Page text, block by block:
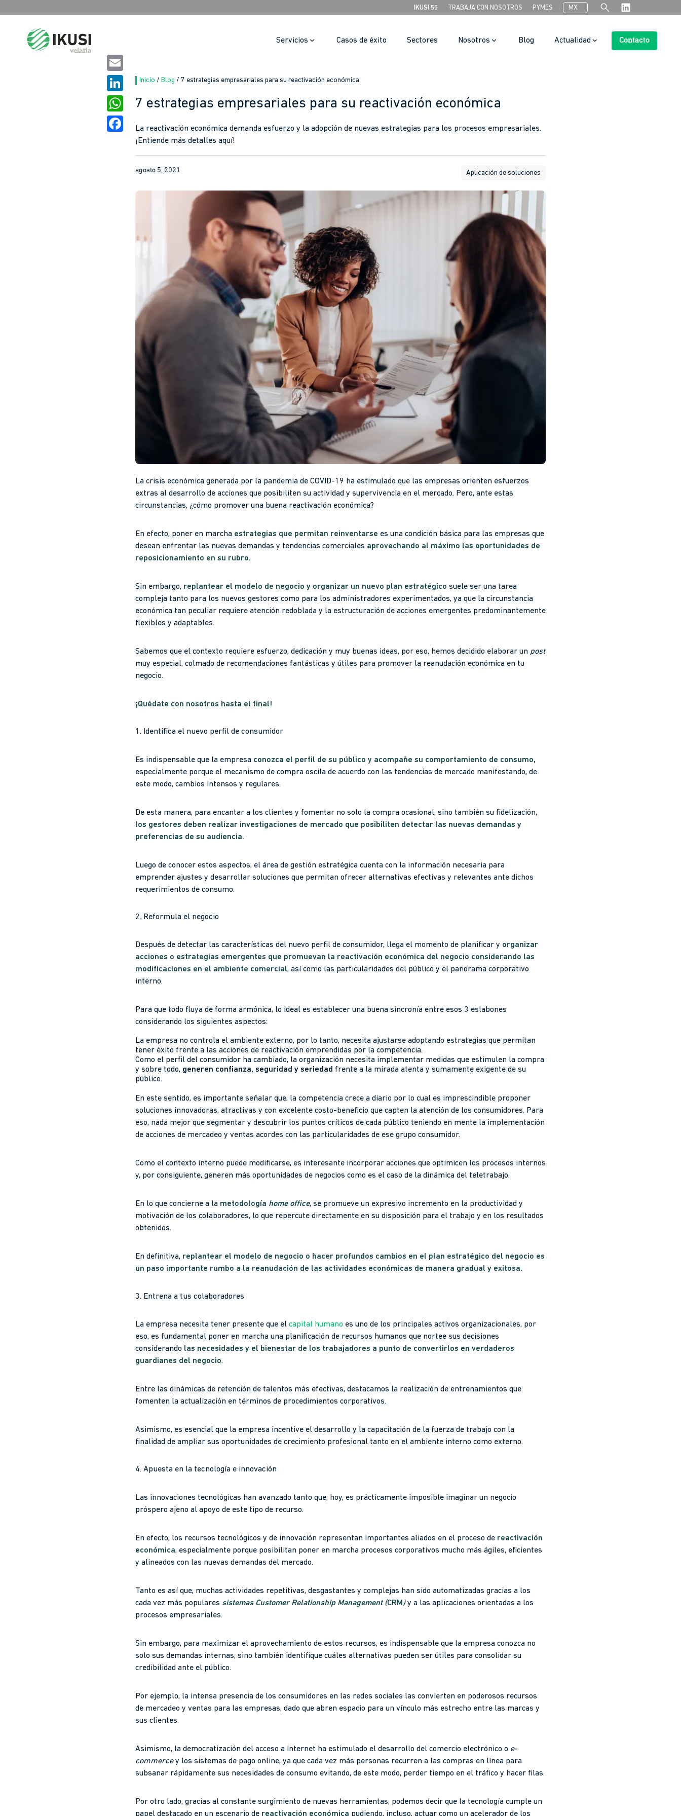
IKUSI 55 TRABAJA CON NOSOTROS PYMES MX search
Servicios Casos de éxito Sectores Nosotros Blog Actualidad Contacto
Inicio / Blog / 7 estrategias empresariales para su reactivación económica
7 estrategias empresariales para su reactivación económica
La reactivación económica demanda esfuerzo y la adopción de nuevas estrategias para los procesos empresariales.
¡Entiende más detalles aquí!
Email
LinkedIn
WhatsApp
agosto 5, 2021 Aplicación de soluciones
La crisis económica generada por la pandemia de COVID-19 ha estimulado que las empresas orienten esfuerzos
extras al desarrollo de acciones que posibiliten su actividad y supervivencia en el mercado. Pero, ante estas
circunstancias, ¿cómo promover una buena reactivación económica?
En efecto, poner en marcha estrategias que permitan reinventarse es una condición básica para las empresas que
desean enfrentar las nuevas demandas y tendencias comerciales aprovechando al máximo las oportunidades de
reposicionamiento en su rubro.
Sin embargo, replantear el modelo de negocio y organizar un nuevo plan estratégico suele ser una tarea
compleja tanto para los nuevos gestores como para los administradores experimentados, ya que la circunstancia
económica tan peculiar requiere atención redoblada y la estructuración de acciones emergentes predominantemente
flexibles y adaptables.
Sabemos que el contexto requiere esfuerzo, dedicación y muy buenas ideas, por eso, hemos decidido elaborar un post
muy especial, colmado de recomendaciones fantásticas y útiles para promover la reanudación económica en tu
negocio.
¡Quédate con nosotros hasta el final!
1. Identifica el nuevo perfil de consumidor
Es indispensable que la empresa conozca el perfil de su público y acompañe su comportamiento de consumo,
especialmente porque el mecanismo de compra oscila de acuerdo con las tendencias de mercado manifestando, de
este modo, cambios intensos y regulares.
De esta manera, para encantar a los clientes y fomentar no solo la compra ocasional, sino también su fidelización,
los gestores deben realizar investigaciones de mercado que posibiliten detectar las nuevas demandas y
preferencias de su audiencia.
Luego de conocer estos aspectos, el área de gestión estratégica cuenta con la información necesaria para
emprender ajustes y desarrollar soluciones que permitan ofrecer alternativas efectivas y relevantes ante dichos
requerimientos de consumo.
2. Reformula el negocio
Después de detectar las características del nuevo perfil de consumidor, llega el momento de planificar y organizar
acciones o estrategias emergentes que promuevan la reactivación económica del negocio considerando las
modificaciones en el ambiente comercial, así como las particularidades del público y el panorama corporativo
interno.
Para que todo fluya de forma armónica, lo ideal es establecer una buena sincronía entre esos 3 eslabones
considerando los siguientes aspectos:
La empresa no controla el ambiente externo, por lo tanto, necesita ajustarse adoptando estrategias que permitan
tener éxito frente a las acciones de reactivación emprendidas por la competencia.
Como el perfil del consumidor ha cambiado, la organización necesita implementar medidas que estimulen la compra
y sobre todo, generen confianza, seguridad y seriedad frente a la mirada atenta y sumamente exigente de su
público.
En este sentido, es importante señalar que, la competencia crece a diario por lo cual es imprescindible proponer
soluciones innovadoras, atractivas y con excelente costo-beneficio que capten la atención de los consumidores. Para
eso, nada mejor que segmentar y descubrir los puntos críticos de cada público teniendo en mente la implementación
de acciones de mercadeo y ventas acordes con las particularidades de ese grupo consumidor.
Como el contexto interno puede modificarse, es interesante incorporar acciones que optimicen los procesos internos
y, por consiguiente, generen más oportunidades de negocios como es el caso de la dinámica del teletrabajo.
En lo que concierne a la metodología home office, se promueve un expresivo incremento en la productividad y
motivación de los colaboradores, lo que repercute directamente en su disposición para el trabajo y en los resultados
obtenidos.
En definitiva, replantear el modelo de negocio o hacer profundos cambios en el plan estratégico del negocio es
un paso importante rumbo a la reanudación de las actividades económicas de manera gradual y exitosa.
3. Entrena a tus colaboradores
La empresa necesita tener presente que el capital humano es uno de los principales activos organizacionales, por
eso, es fundamental poner en marcha una planificación de recursos humanos que nortee sus decisiones
considerando las necesidades y el bienestar de los trabajadores a punto de convertirlos en verdaderos
guardianes del negocio.
Entre las dinámicas de retención de talentos más efectivas, destacamos la realización de entrenamientos que
fomenten la actualización en términos de procedimientos corporativos.
Asimismo, es esencial que la empresa incentive el desarrollo y la capacitación de la fuerza de trabajo con la
finalidad de ampliar sus oportunidades de crecimiento profesional tanto en el ambiente interno como externo.
4. Apuesta en la tecnología e innovación
Las innovaciones tecnológicas han avanzado tanto que, hoy, es prácticamente imposible imaginar un negocio
próspero ajeno al apoyo de este tipo de recurso.
En efecto, los recursos tecnológicos y de innovación representan importantes aliados en el proceso de reactivación
económica, especialmente porque posibilitan poner en marcha procesos corporativos mucho más ágiles, eficientes
y alineados con las nuevas demandas del mercado.
Tanto es así que, muchas actividades repetitivas, desgastantes y complejas han sido automatizadas gracias a los
cada vez más populares sistemas Customer Relationship Management(CRM )y a las aplicaciones orientadas a los
procesos empresariales.
Sin embargo, para maximizar el aprovechamiento de estos recursos, es indispensable que la empresa conozca no
solo sus demandas internas, sino también identifique cuáles alternativas pueden ser útiles para consolidar su
credibilidad ante el público.
Por ejemplo, la intensa presencia de los consumidores en las redes sociales las convierten en poderosos recursos
de mercadeo y ventas para las empresas, dado que abren espacio para un vínculo más estrecho entre las marcas y
sus clientes.
Asimismo, la democratización del acceso a Internet ha estimulado el desarrollo del comercio electrónico o e-
commercey los sistemas de pago online, ya que cada vez más personas recurren a las compras en línea para
subsanar rápidamente sus necesidades de consumo evitando, de este modo, perder tiempo en el tráfico y hacer filas.
Por otro lado, gracias al constante surgimiento de nuevas herramientas, podemos decir que la tecnología cumple un
papel destacado en un escenario de reactivación económica pudiendo, incluso, actuar como un acelerador de los